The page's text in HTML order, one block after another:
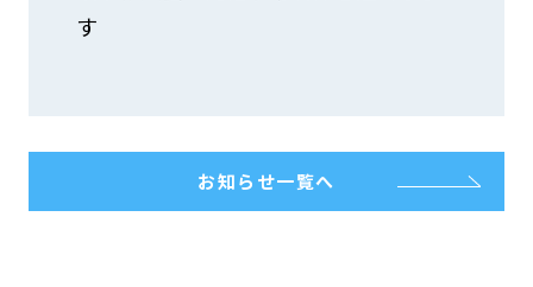
す
お知らせ一覧へ